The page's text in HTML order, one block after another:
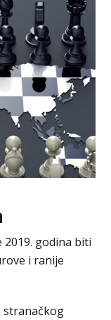
2019. godina biti
i ranije
stranačkog